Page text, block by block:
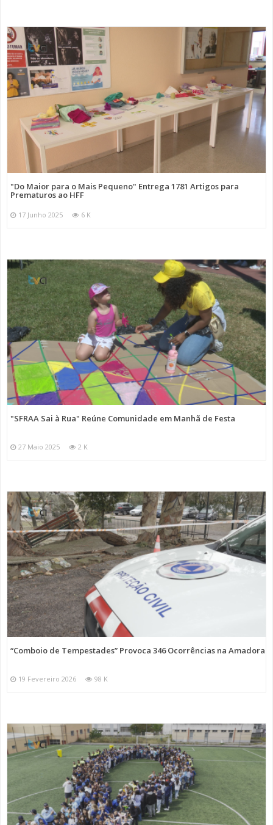
arrendamento habitacional.”
Categorias Noticias
"Do Maior para o Mais Pequeno" Entrega 1781 Artigos para
Prematuros ao HFF
17 Junho 2025 6 K
"SFRAA Sai à Rua" Reúne Comunidade em Manhã de Festa
27 Maio 2025 2 K
“Comboio de Tempestades” Provoca 346 Ocorrências na Amadora
19 Fevereiro 2026 98 K